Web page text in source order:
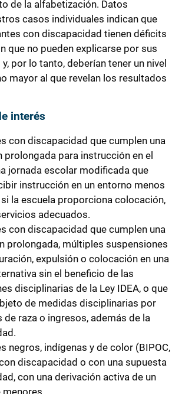
de la alfabetización. Datos
casos individuales indican que
con discapacidad tienen déficits
que no pueden explicarse por sus
por lo tanto, deberían tener un nivel
mayor al que revelan los resultados
interés
con discapacidad que cumplen una
prolongada para instrucción en el
jornada escolar modificada que
instrucción en un entorno menos
la escuela proporciona colocación,
adecuados.
con discapacidad que cumplen una
prolongada, múltiples suspensiones
expulsión o colocación en una
sin el beneficio de las
disciplinarias de la Ley IDEA, o que
de medidas disciplinarias por
de raza o ingresos, además de la
negros, indígenas y de color (BIPOC,
discapacidad o con una supuesta
con una derivación activa de un